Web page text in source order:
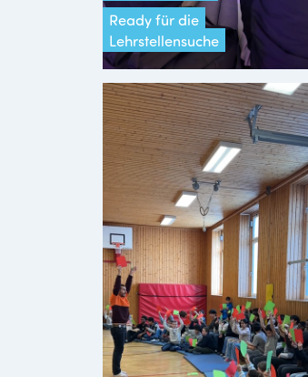
Ready für die
Lehrstellensuche